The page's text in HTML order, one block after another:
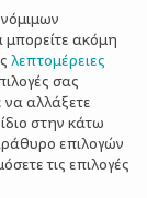
μπορείτε ακόμη
λεπτομέρειες
σας
αλλάξετε
στην κάτω
επιλογών
τις επιλογές